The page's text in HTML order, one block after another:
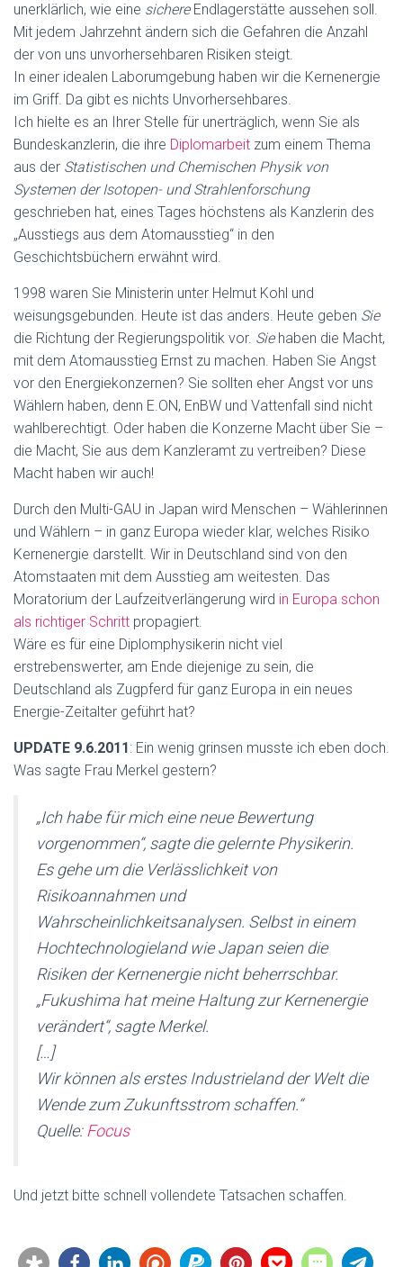
unerklärlich, wie eine sichereEndlagerstätte aussehen soll.
Mit jedem Jahrzehnt ändern sich die Gefahren die Anzahl
der von uns unvorhersehbaren Risiken steigt.
In einer idealen Laborumgebung haben wir die Kernenergie
im Griff. Da gibt es nichts Unvorhersehbares.
Ich hielte es an Ihrer Stelle für unerträglich, wenn Sie als
Bundeskanzlerin, die ihre Diplomarbeit zum einem Thema
aus der Statistischen und Chemischen Physik von
Systemen der Isotopen- und Strahlenforschung
geschrieben hat, eines Tages höchstens als Kanzlerin des
„Ausstiegs aus dem Atomausstieg“ in den
Geschichtsbüchern erwähnt wird.
1998 waren Sie Ministerin unter Helmut Kohl und
weisungsgebunden. Heute ist das anders. Heute geben Sie
die Richtung der Regierungspolitik vor. Siehaben die Macht,
mit dem Atomausstieg Ernst zu machen. Haben Sie Angst
vor den Energiekonzernen? Sie sollten eher Angst vor uns
Wählern haben, denn E.ON, EnBW und Vattenfall sind nicht
wahlberechtigt. Oder haben die Konzerne Macht über Sie –
die Macht, Sie aus dem Kanzleramt zu vertreiben? Diese
Macht haben wir auch!
Durch den Multi-GAU in Japan wird Menschen – Wählerinnen
und Wählern – in ganz Europa wieder klar, welches Risiko
Kernenergie darstellt. Wir in Deutschland sind von den
Atomstaaten mit dem Ausstieg am weitesten. Das
Moratorium der Laufzeitverlängerung wird in Europa schon
als richtiger Schritt propagiert.
Wäre es für eine Diplomphysikerin nicht viel
erstrebenswerter, am Ende diejenige zu sein, die
Deutschland als Zugpferd für ganz Europa in ein neues
Energie-Zeitalter geführt hat?
UPDATE 9.6.2011: Ein wenig grinsen musste ich eben doch.
Was sagte Frau Merkel gestern?
„Ich habe für mich eine neue Bewertung
vorgenommen“, sagte die gelernte Physikerin.
Es gehe um die Verlässlichkeit von
Risikoannahmen und
Wahrscheinlichkeitsanalysen. Selbst in einem
Hochtechnologieland wie Japan seien die
Risiken der Kernenergie nicht beherrschbar.
„Fukushima hat meine Haltung zur Kernenergie
verändert“, sagte Merkel.
[…]
Wir können als erstes Industrieland der Welt die
Wende zum Zukunftsstrom schaffen.“
Quelle: Focus
Und jetzt bitte schnell vollendete Tatsachen schaffen.